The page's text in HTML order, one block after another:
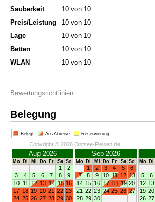
Sauberkeit
10 von 10
Preis/Leistung
10 von 10
Lage
10 von 10
Betten
10 von 10
WLAN
10 von 10
Bewertungsrichtlinien
Belegung
Belegt An-/Abreise Reservierung
Copyright © 2026 Ostsee-Reisen.de
Aug 2026
Mo Di Mi Do Fr Sa So
1
2
3
4 5 6 7 8
9
10 11 12 13 14 15 16
17 18 19 20 21 22 23
24 25 26 27 28 29 30
Sep 2026
Mo Di Mi Do Fr Sa So
1 2 3 4 5
6
7
8 9 10 11 12 13
14 15 16 17 18 19 20
21 22 23 24 25 26 27
28 29 30
Mo Di
5
6
12 13
19 20
26 27